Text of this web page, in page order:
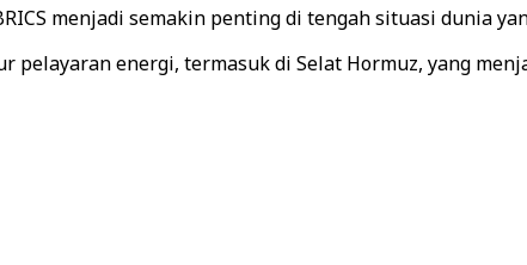
menjadi semakin penting di tengah situasi dunia
pelayaran energi, termasuk di Selat Hormuz, yang